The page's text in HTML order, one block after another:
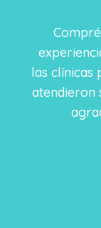
las
atendieron